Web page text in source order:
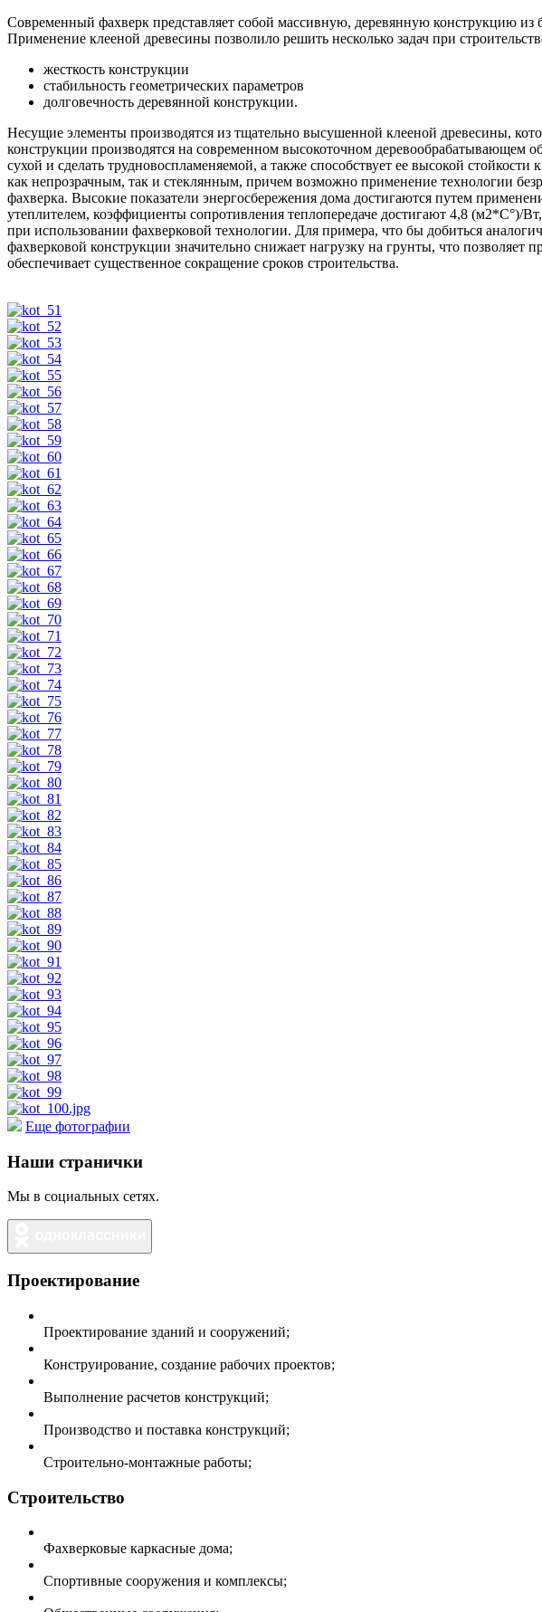
Современный фахверк представляет собой массивную, деревянную конструкцию из
Применение клееной древесины позволило решить несколько задач при
жесткость конструкции
стабильность геометрических параметров
долговечность деревянной конструкции.
Несущие элементы производятся из тщательно высушенной клееной древесины,
конструкции производятся на современном высокоточном деревообрабатывающем
сухой и сделать трудновоспламеняемой, а также способствует ее высокой
как непрозрачным, так и стеклянным, причем возможно применение технологии
фахверка. Высокие показатели энергосбережения дома достигаются путем
утеплителем, коэффициенты сопротивления теплопередаче достигают 4,8
при использовании фахверковой технологии. Для примера, что бы добиться
фахверковой конструкции значительно снижает нагрузку на грунты, что
обеспечивает существенное сокращение сроков строительства.
Еще фотографии
Наши странички
Мы в социальных сетях.
Проектирование
Проектирование зданий и сооружений;
Конструирование, создание рабочих проектов;
Выполнение расчетов конструкций;
Производство и поставка конструкций;
Строительно-монтажные работы;
Строительство
Фахверковые каркасные дома;
Спортивные сооружения и комплексы;